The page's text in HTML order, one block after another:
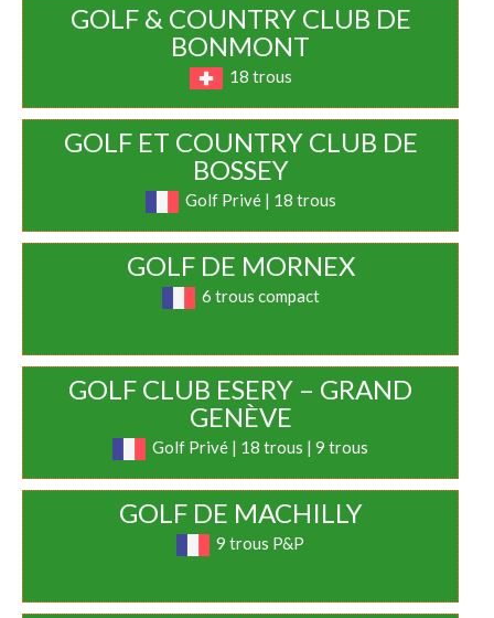
GOLF & COUNTRY CLUB DE
BONMONT
18 trous
GOLF ET COUNTRY CLUB DE
BOSSEY
Golf Privé | 18 trous
GOLF DE MORNEX
6 trous compact
GOLF CLUB ESERY – GRAND
GENÈVE
Golf Privé | 18 trous | 9 trous
GOLF DE MACHILLY
9 trous P&P